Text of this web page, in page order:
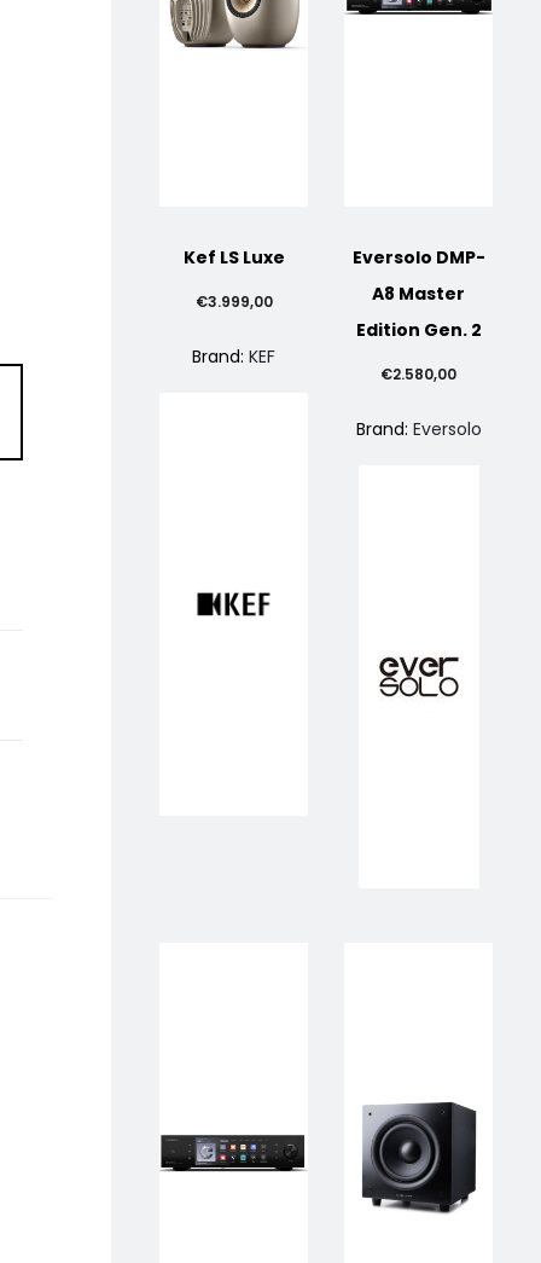
Kef LS Luxe
€3.999,00
Brand:KEF
Eversolo DMP-
A8 Master
Edition Gen. 2
€2.580,00
Brand: Eversolo